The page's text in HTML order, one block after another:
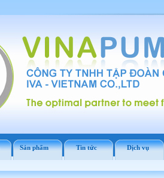
Sản phẩm Tin tức Dịch vụ